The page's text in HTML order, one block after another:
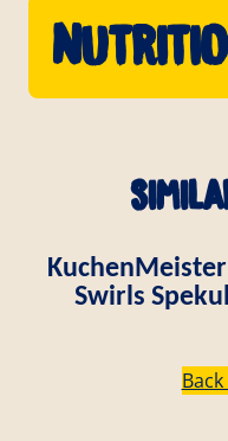
Swirls